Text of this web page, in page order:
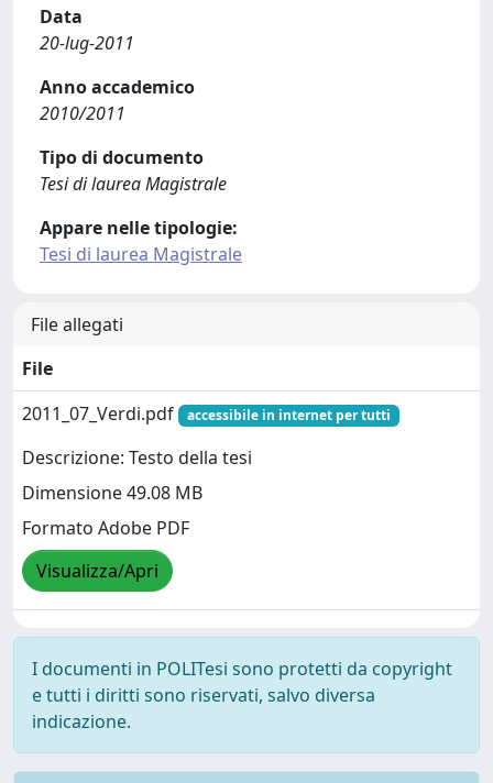
Data
20-lug-2011
Anno accademico
2010/2011
Tipo di documento
Tesi di laurea Magistrale
Appare nelle tipologie:
Tesi di laurea Magistrale
File allegati
File
2011_07_Verdi.pdf
accessibile in internet per tutti
Descrizione: Testo della tesi
Dimensione 49.08 MB
Formato Adobe PDF
Visualizza/Apri
I documenti in POLITesi sono protetti da copyright
e tutti i diritti sono riservati, salvo diversa
indicazione.